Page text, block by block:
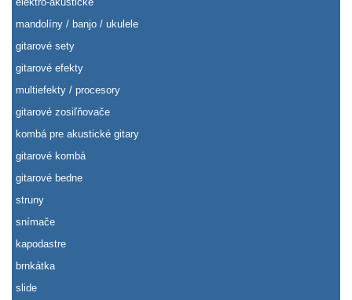
mandolíny / banjo / ukulele
gitarové sety
gitarové efekty
multiefekty / procesory
gitarové zosiľňovače
kombá pre akustické gitary
gitarové kombá
gitarové bedne
struny
snímače
kapodastre
brnkátka
slide